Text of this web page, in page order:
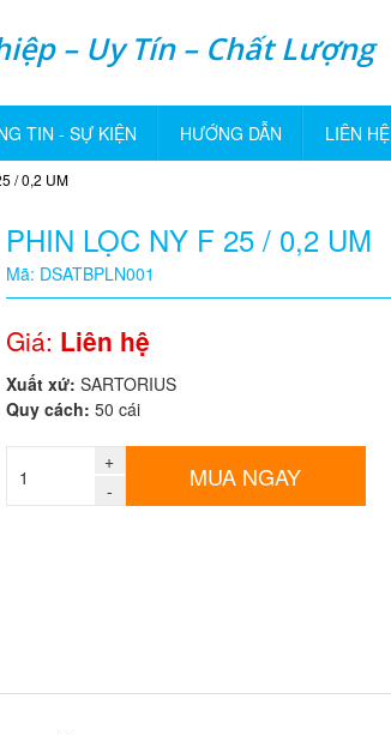
– Uy Tín – Chất Lượng
TIN - SỰ KIỆN HƯỚNG DẪN LIÊN HỆ
/ 0,2 UM
PHIN LỌC NY F 25 / 0,2 UM
Mã: DSATBPLN001
Giá: Liên hệ
Xuất xứ: SARTORIUS
Quy cách: 50 cái
+
-
MUA NGAY